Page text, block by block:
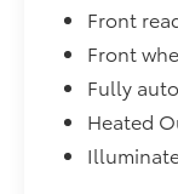
Front
Front
Fully
Heated